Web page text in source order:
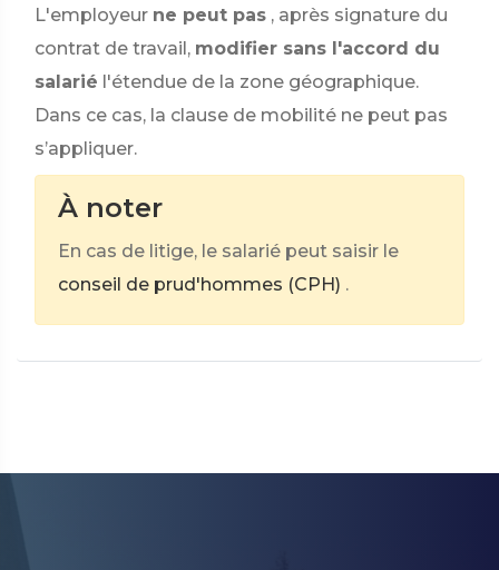
L'employeur ne peut pas , après signature du
contrat de travail, modifier sans l'accord du
salarié l'étendue de la zone géographique.
Dans ce cas, la clause de mobilité ne peut pas
s’appliquer.
À noter
En cas de litige, le salarié peut saisir le
conseil de prud'hommes (CPH) .